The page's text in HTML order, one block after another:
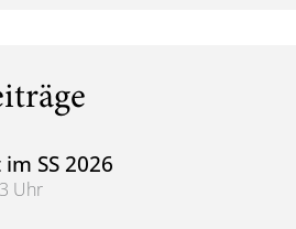
SS 2026
Uhr